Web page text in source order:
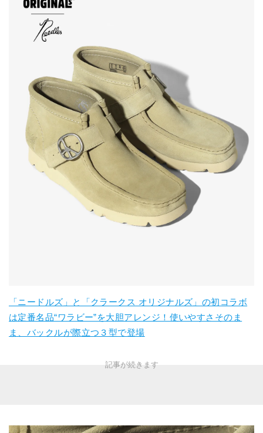
「ニードルズ」と「クラークス オリジナルズ」の初コラボ
は定番名品“ワラビー”を大胆アレンジ！使いやすさそのま
ま、バックルが際立つ３型で登場